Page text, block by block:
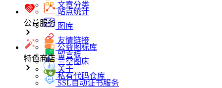
文章分类
站点统计
图库
友情链接
留言板
关于
公益服务
公益图标库
兰空图床
私有代码仓库
特色商店
SSL自动证书服务